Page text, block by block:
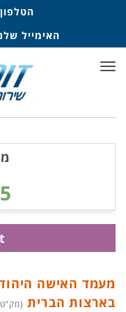
האימייל
תפריט
מעמד האישה
בארצות הברית (מק"ט :